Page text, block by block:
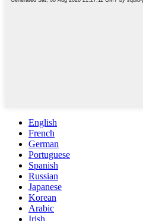
English
French
German
Portuguese
Spanish
Russian
Japanese
Korean
Arabic